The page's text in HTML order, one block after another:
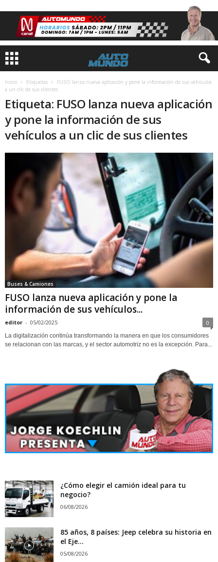
Inicio Etiquetas
FUSO lanza nueva aplicación y pone la información de sus vehículos
a un clic de sus clientes
Etiqueta: FUSO lanza nueva aplicación
y pone la información de sus
vehículos a un clic de sus clientes
Buses & Camiones
FUSO lanza nueva aplicación y pone la
información de sus vehículos...
editor - 05/02/2025 0
La digitalización continúa transformando la manera en que los consumidores
se relacionan con las marcas, y el sector automotriz no es la excepción. Para...
¿Cómo elegir el camión ideal para tu
negocio?
06/08/2026
85 años, 8 países: Jeep celebra su historia en
el Eje...
05/08/2026